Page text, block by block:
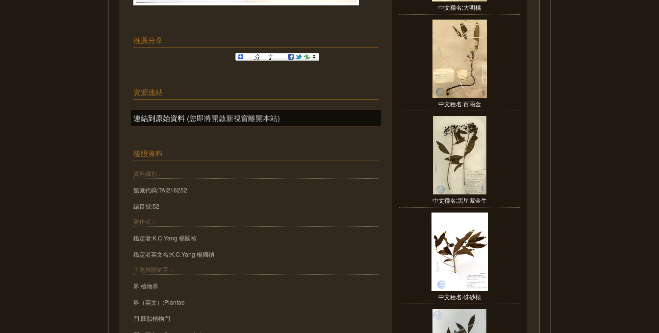
推薦分享
資源連結
連結到原始資料 (您即將開啟新視窗離開本站)
後設資料
資料識別：
館藏代碼:TAI216252
編目號:52
著作者：
鑑定者:K.C.Yang 楊國禎
鑑定者英文名:K.C.Yang 楊國禎
主題與關鍵字：
界:植物界
界（英文）:Plantae
門:胚胎植物門
中文種名:大明橘
中文種名:百兩金
中文種名:黑星紫金牛
中文種名:硃砂根